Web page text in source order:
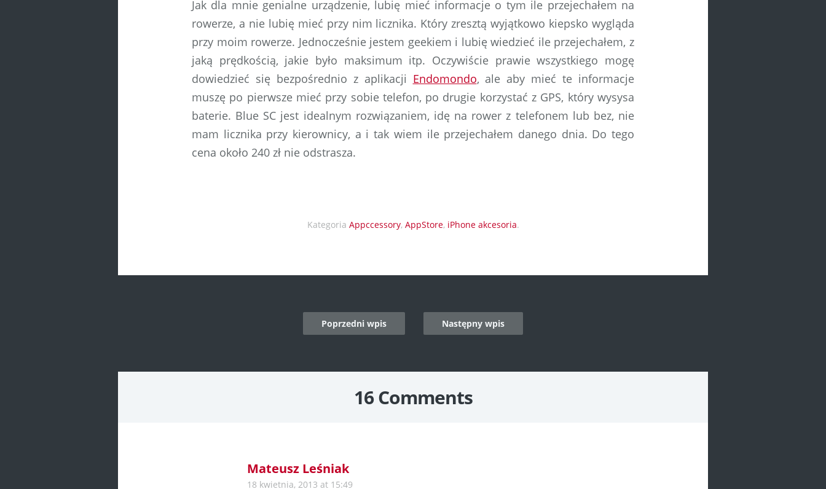
Jak dla mnie genialne urządzenie, lubię mieć informacje o tym ile przejechałem na
rowerze, a nie lubię mieć przy nim licznika. Który zresztą wyjątkowo kiepsko wygląda
przy moim rowerze. Jednocześnie jestem geekiem i lubię wiedzieć ile przejechałem, z
jaką prędkością, jakie było maksimum itp. Oczywiście prawie wszystkiego mogę
dowiedzieć się bezpośrednio z aplikacji Endomondo, ale aby mieć te informacje
muszę po pierwsze mieć przy sobie telefon, po drugie korzystać z GPS, który wysysa
baterie. Blue SC jest idealnym rozwiązaniem, idę na rower z telefonem lub bez, nie
mam licznika przy kierownicy, a i tak wiem ile przejechałem danego dnia. Do tego
cena około 240 zł nie odstrasza.
Kategoria Appccessory, AppStore, iPhone akcesoria.
Poprzedni wpis Następny wpis
16 Comments
Mateusz Leśniak
18 kwietnia, 2013 at 15:49